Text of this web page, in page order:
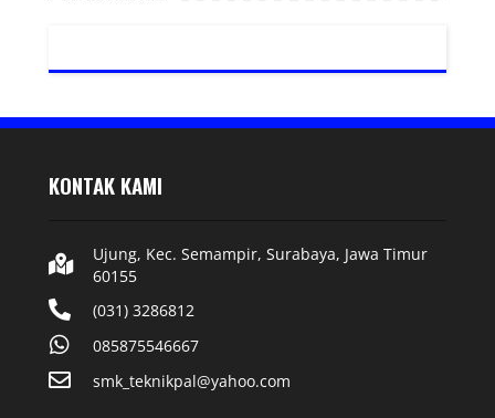
KONTAK KAMI
Ujung, Kec. Semampir, Surabaya, Jawa Timur
60155
(031) 3286812
085875546667
smk_teknikpal@yahoo.com